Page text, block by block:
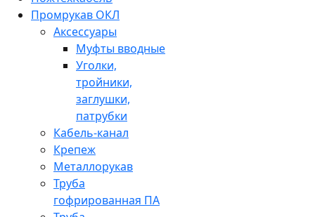
Промрукав ОКЛ
Аксессуары
Муфты вводные
Уголки,
тройники,
заглушки,
патрубки
Кабель-канал
Крепеж
Металлорукав
Труба
гофрированная ПА